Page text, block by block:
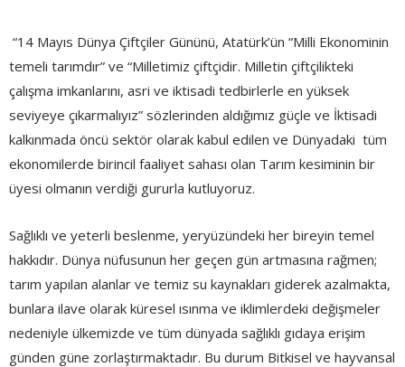
“14 Mayıs Dünya Çiftçiler Gününü, Atatürk’ün “Milli Ekonominin
temeli tarımdır” ve “Milletimiz çiftçidir. Milletin çiftçilikteki
çalışma imkanlarını, asri ve iktisadi tedbirlerle en yüksek
seviyeye çıkarmalıyız” sözlerinden aldığımız güçle ve İktisadi
kalkınmada öncü sektör olarak kabul edilen ve Dünyadaki tüm
ekonomilerde birincil faaliyet sahası olan Tarım kesiminin bir
üyesi olmanın verdiği gururla kutluyoruz.
Sağlıklı ve yeterli beslenme, yeryüzündeki her bireyin temel
hakkıdır. Dünya nüfusunun her geçen gün artmasına rağmen;
tarım yapılan alanlar ve temiz su kaynakları giderek azalmakta,
bunlara ilave olarak küresel ısınma ve iklimlerdeki değişmeler
nedeniyle ülkemizde ve tüm dünyada sağlıklı gıdaya erişim
günden güne zorlaştırmaktadır. Bu durum Bitkisel ve hayvansal